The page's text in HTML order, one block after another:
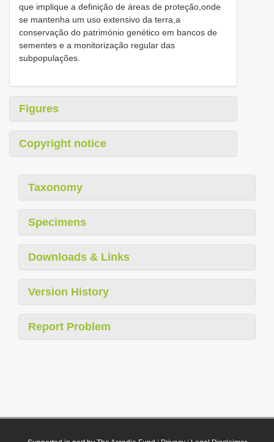
que implique a definição de áreas de proteção,onde
se mantenha um uso extensivo da terra,a
conservação do património genético em bancos de
sementes e a monitorização regular das
subpopulações.
Figures
Copyright notice
Taxonomy
Specimens
Downloads & Links
Version History
Report Problem